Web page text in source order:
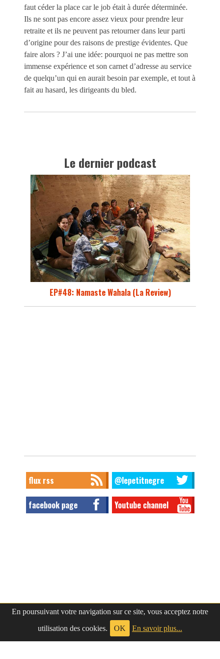
En poursuivant votre navigation sur ce site, vous acceptez notre
utilisation des cookies.
OK En savoir plus...
faut céder la place car le job était à durée déterminée.
Ils ne sont pas encore assez vieux pour prendre leur
retraite et ils ne peuvent pas retourner dans leur parti
d’origine pour des raisons de prestige évidentes. Que
faire alors ? J’ai une idée: pourquoi ne pas mettre son
immense expérience et son carnet d’adresse au service
de quelqu’un qui en aurait besoin par exemple, et tout à
fait au hasard, les dirigeants du bled.
Le dernier podcast
EP#48: Namaste Wahala (La Review)
flux rss @lepetitnegre
facebook page Youtube channel